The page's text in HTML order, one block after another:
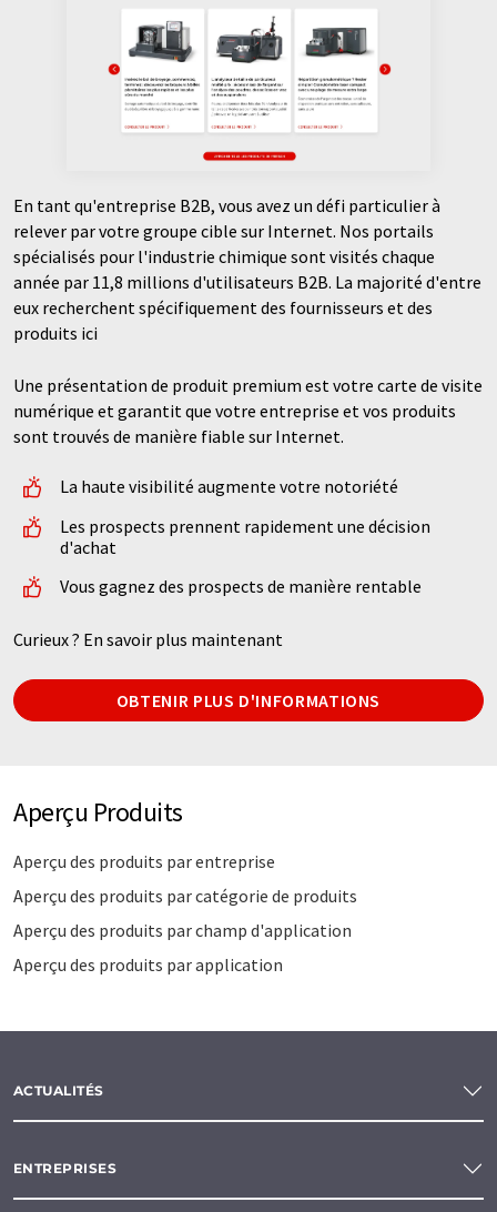
En tant qu'entreprise B2B, vous avez un défi particulier à
relever par votre groupe cible sur Internet. Nos portails
spécialisés pour l'industrie chimique sont visités chaque
année par 11,8 millions d'utilisateurs B2B. La majorité d'entre
eux recherchent spécifiquement des fournisseurs et des
produits ici
Une présentation de produit premium est votre carte de visite
numérique et garantit que votre entreprise et vos produits
sont trouvés de manière fiable sur Internet.
La haute visibilité augmente votre notoriété
Les prospects prennent rapidement une décision
d'achat
Vous gagnez des prospects de manière rentable
Curieux ? En savoir plus maintenant
OBTENIR PLUS D'INFORMATIONS
Aperçu Produits
Aperçu des produits par entreprise
Aperçu des produits par catégorie de produits
Aperçu des produits par champ d'application
Aperçu des produits par application
ACTUALITÉS
ENTREPRISES